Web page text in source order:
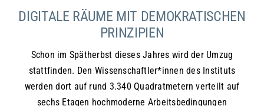
DIGITALE RÄUME MIT DEMOKRATISCHEN
PRINZIPIEN
Schon im Spätherbst dieses Jahres wird der Umzug
stattfinden. Den Wissenschaftler*innen des Instituts
werden dort auf rund 3.340 Quadratmetern verteilt auf
sechs Etagen hochmoderne Arbeitsbedingungen